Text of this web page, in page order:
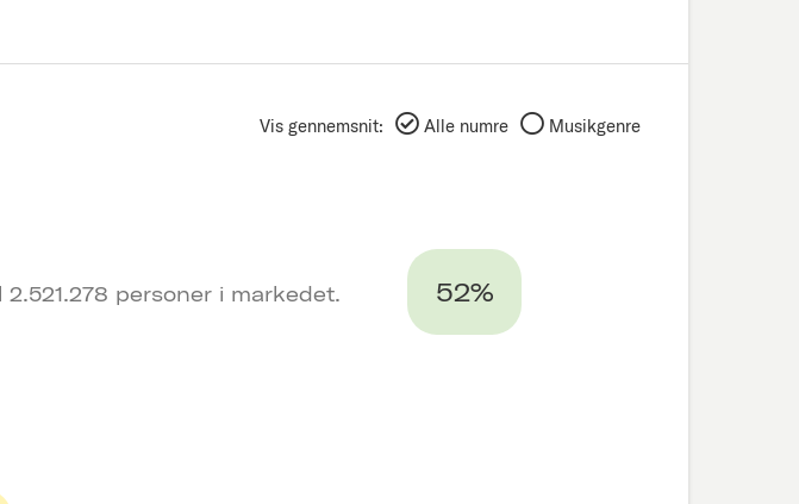
Vis gennemsnit: Alle numre Musikgenre
personer i markedet.
52%